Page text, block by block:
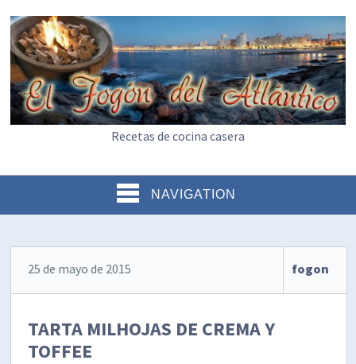
Recetas de cocina casera
NAVIGATION
25 de mayo de 2015 fogon
TARTA MILHOJAS DE CREMA Y
TOFFEE